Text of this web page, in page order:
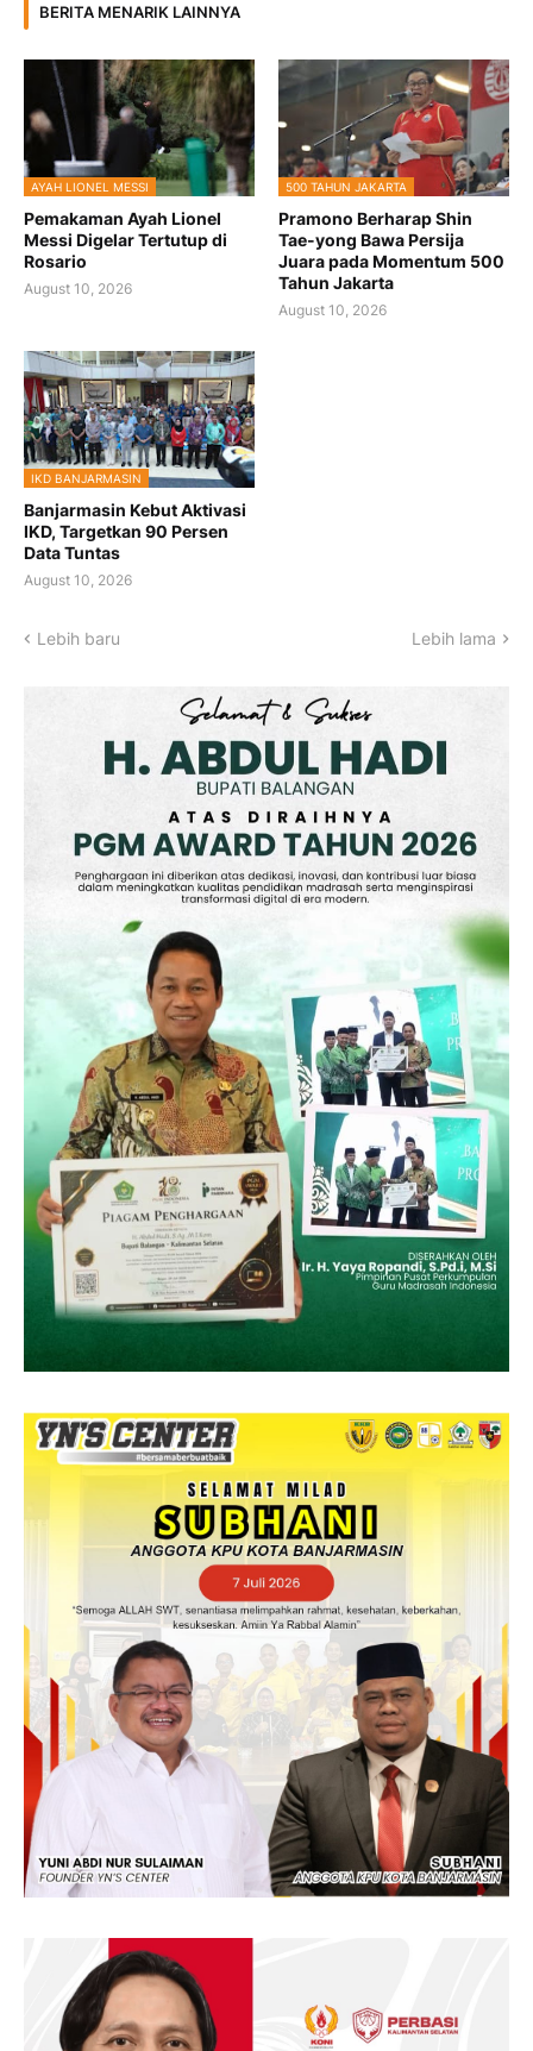
BERITA MENARIK LAINNYA
AYAH LIONEL MESSI
Pemakaman Ayah Lionel
Messi Digelar Tertutup di
Rosario
August 10, 2026
500 TAHUN JAKARTA
Pramono Berharap Shin
Tae-yong Bawa Persija
Juara pada Momentum 500
Tahun Jakarta
August 10, 2026
IKD BANJARMASIN
Banjarmasin Kebut Aktivasi
IKD, Targetkan 90 Persen
Data Tuntas
August 10, 2026
Lebih baru Lebih lama